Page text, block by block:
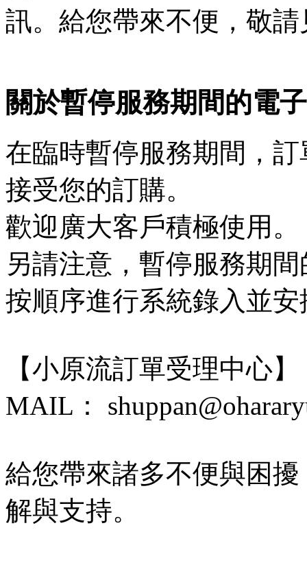
訊。給您帶來不便，敬請
關於暫停服務期間的電
在臨時暫停服務期間，
接受您的訂購。
歡迎廣大客戶積極使用。
另請注意，暫停服務期
按順序進行系統錄入並
【小原流訂單受理中心】
MAIL：
給您帶來諸多不便與困
解與支持。